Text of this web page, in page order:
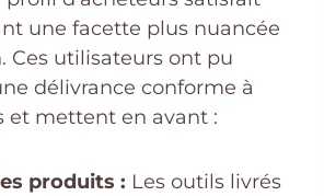
une facette plus nuancée
Ces utilisateurs ont pu
délivrance conforme à
et mettent en avant :
produits : Les outils livrés